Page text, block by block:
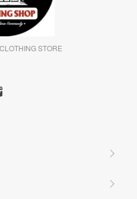
STORE